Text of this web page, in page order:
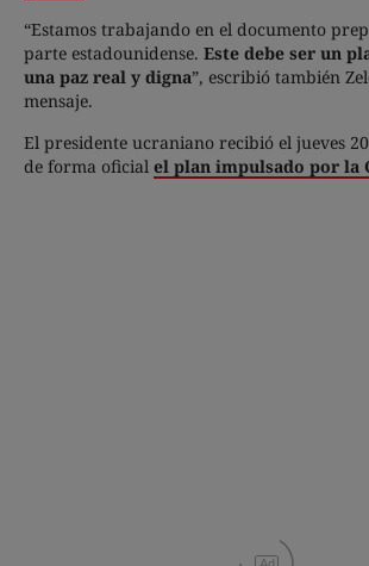
“Estamos trabajando en el documento
parte estadounidense. Este debe ser un
una paz real y digna”, escribió también
mensaje.
El presidente ucraniano recibió el jueves
de forma oficial el plan impulsado por la